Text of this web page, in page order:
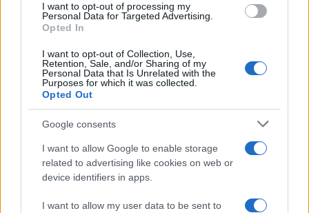
I want to opt-out of processing my
Personal Data for Targeted Advertising.
Opted In
I want to opt-out of Collection, Use,
Retention, Sale, and/or Sharing of my
Personal Data that Is Unrelated with the
Purposes for which it was collected.
Opted Out
Google consents
I want to allow Google to enable storage
related to advertising like cookies on web or
device identifiers in apps.
I want to allow my user data to be sent to
podalje od prozora i vrata te izbjegavajte
naslanjanje na betonske zidove koji mogu
sadržavati metalnu armaturu. Ako imate kućne
ljubimce, uvedite ih u zatvoren prostor.
Savjet stručnjaka je jednostavan – odgodite
tuširanje, isključite električne uređaje i sačekajte
da oluja potpuno prođe. Malo strpljenja može
spriječiti ozbiljne posljedice i sačuvati život.